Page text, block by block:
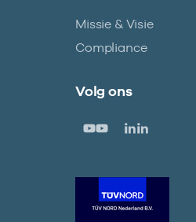
Missie & Visie
Compliance
Volg ons